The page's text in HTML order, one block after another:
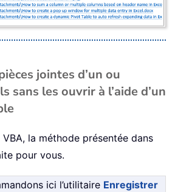
jointes d’un ou
sans les ouvrir à l’aide d’un
la méthode présentée dans
pour vous.
ici l’utilitaire Enregistrer